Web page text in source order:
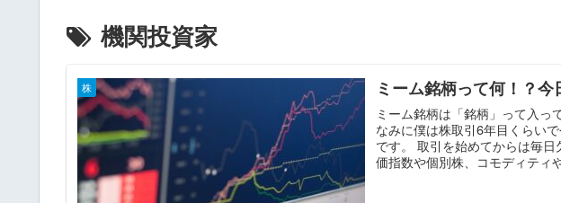
機関投資家
株 ミーム銘柄って何！？
ミーム銘柄は「銘柄」って入っ
なみに僕は株取引6年目くらい
です。 取引を始めてからは毎
価指数や個別株、コモディティ